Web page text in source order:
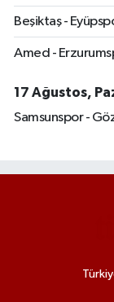
Beşiktaş -
Amed -
17 Ağustos,
Samsunspor -